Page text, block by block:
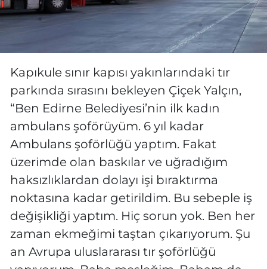
Kapıkule sınır kapısı yakınlarındaki tır
parkında sırasını bekleyen Çiçek Yalçın,
“Ben Edirne Belediyesi’nin ilk kadın
ambulans şoförüyüm. 6 yıl kadar
Ambulans şoförlüğü yaptım. Fakat
üzerimde olan baskılar ve uğradığım
haksızlıklardan dolayı işi bıraktırma
noktasına kadar getirildim. Bu sebeple iş
değişikliği yaptım. Hiç sorun yok. Ben her
zaman ekmeğimi taştan çıkarıyorum. Şu
an Avrupa uluslararası tır şoförlüğü